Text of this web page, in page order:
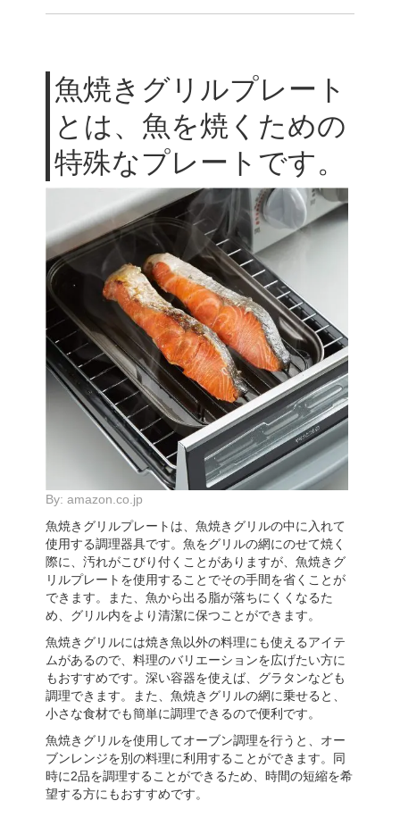
魚焼きグリルプレート
とは、魚を焼くための
特殊なプレートです。
By: amazon.co.jp
魚焼きグリルプレートは、魚焼きグリルの中に入れて
使用する調理器具です。魚をグリルの網にのせて焼く
際に、汚れがこびり付くことがありますが、魚焼きグ
リルプレートを使用することでその手間を省くことが
できます。また、魚から出る脂が落ちにくくなるた
め、グリル内をより清潔に保つことができます。
魚焼きグリルには焼き魚以外の料理にも使えるアイテ
ムがあるので、料理のバリエーションを広げたい方に
もおすすめです。深い容器を使えば、グラタンなども
調理できます。また、魚焼きグリルの網に乗せると、
小さな食材でも簡単に調理できるので便利です。
魚焼きグリルを使用してオーブン調理を行うと、オー
ブンレンジを別の料理に利用することができます。同
時に2品を調理することができるため、時間の短縮を希
望する方にもおすすめです。